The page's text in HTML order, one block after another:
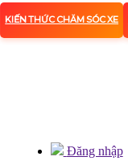
KIẾN THỨC CHĂM SÓC XE
Đăng nhập